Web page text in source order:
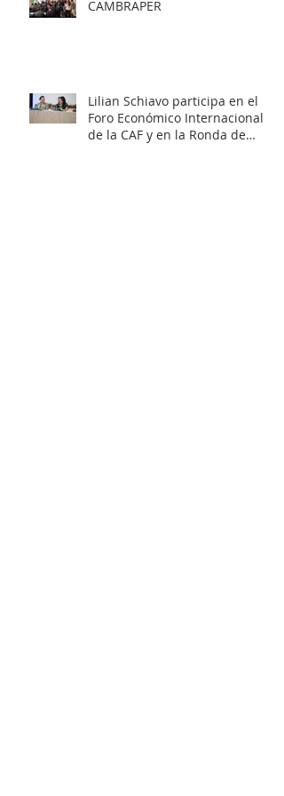
CAMBRAPER
Lilian Schiavo participa en el
Foro Económico Internacional
de la CAF y en la Ronda de